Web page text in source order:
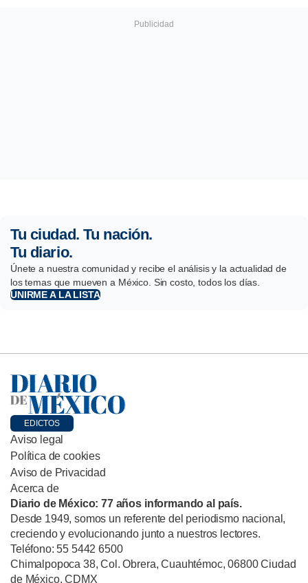
Tu ciudad. Tu nación.
Tu diario.
Únete a nuestra comunidad y recibe el análisis y la actualidad de
los temas que mueven a México. Sin costo, todos los días.
UNIRME A LA LISTA
EDICTOS
Aviso legal
Política de cookies
Aviso de Privacidad
Acerca de
Diario de México: 77 años informando al país.
Desde 1949, somos un referente del periodismo nacional,
creciendo y evolucionando junto a nuestros lectores.
Teléfono: 55 5442 6500
Chimalpopoca 38, Col. Obrera, Cuauhtémoc, 06800 Ciudad
de México, CDMX